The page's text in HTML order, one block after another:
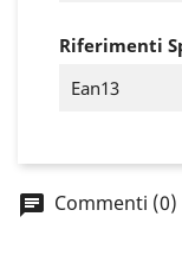
Riferimenti
Ean13
Commenti (0)
You need to be